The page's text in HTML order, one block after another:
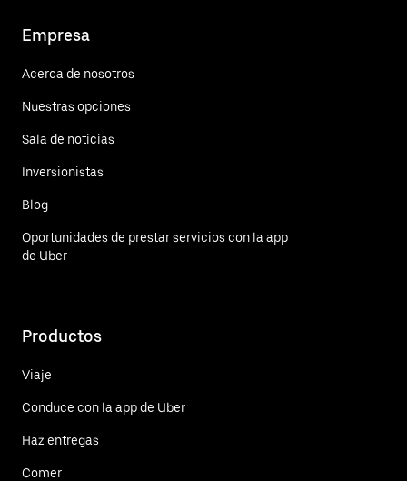
Empresa
Acerca de nosotros
Nuestras opciones
Sala de noticias
Inversionistas
Blog
Oportunidades de prestar servicios con la app
de Uber
Productos
Viaje
Conduce con la app de Uber
Haz entregas
Comer